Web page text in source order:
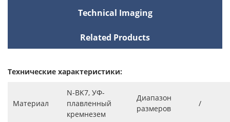
Technical Imaging
Related Products
Технические характеристики:
Материал
N-BK7, УФ-
плавленный
кремнезем
Диапазон
размеров
/